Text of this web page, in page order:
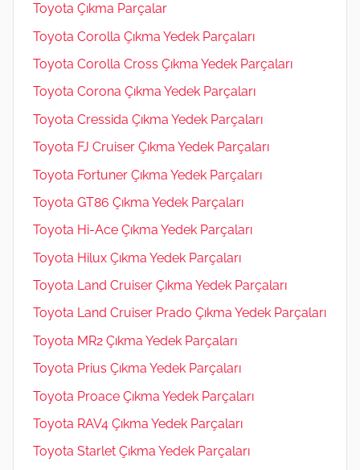
Toyota Çıkma Parçalar
Toyota Corolla Çıkma Yedek Parçaları
Toyota Corolla Cross Çıkma Yedek Parçaları
Toyota Corona Çıkma Yedek Parçaları
Toyota Cressida Çıkma Yedek Parçaları
Toyota FJ Cruiser Çıkma Yedek Parçaları
Toyota Fortuner Çıkma Yedek Parçaları
Toyota GT86 Çıkma Yedek Parçaları
Toyota Hi-Ace Çıkma Yedek Parçaları
Toyota Hilux Çıkma Yedek Parçaları
Toyota Land Cruiser Çıkma Yedek Parçaları
Toyota Land Cruiser Prado Çıkma Yedek Parçaları
Toyota MR2 Çıkma Yedek Parçaları
Toyota Prius Çıkma Yedek Parçaları
Toyota Proace Çıkma Yedek Parçaları
Toyota RAV4 Çıkma Yedek Parçaları
Toyota Starlet Çıkma Yedek Parçaları